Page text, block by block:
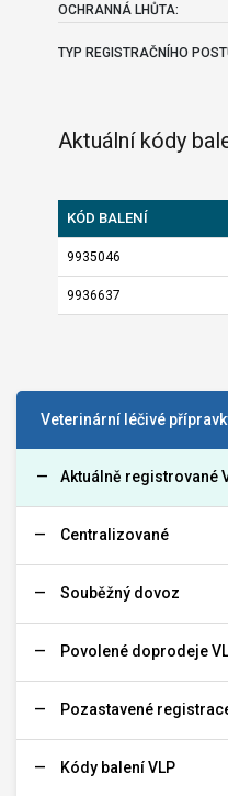
Veterinární léčivé
Aktuálně registrované
Centralizované
Souběžný dovoz
Povolené doprodeje
Pozastavené
Kódy balení VLP
OCHRANNÁ LHŮTA:
TYP REGISTRAČNÍHO
Aktuální kódy
KÓD BALENÍ
9935046
9936637